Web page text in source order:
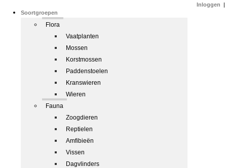
Soortgroepen
Flora
Vaatplanten
Mossen
Korstmossen
Paddenstoelen
Kranswieren
Wieren
Fauna
Zoogdieren
Reptielen
Amfibieën
Vissen
Dagvlinders
Inloggen |